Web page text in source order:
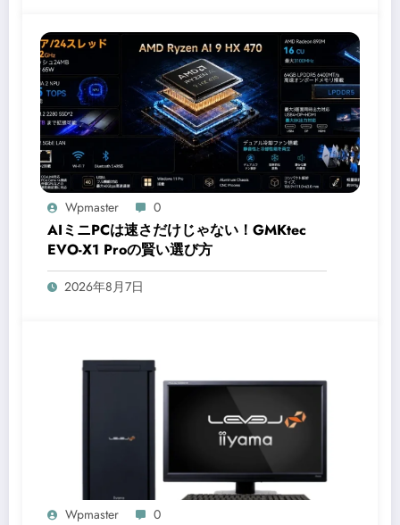
Wpmaster 0
AIミニPCは速さだけじゃない！GMKtec
EVO-X1 Proの賢い選び方
2026年8月7日
Wpmaster 0